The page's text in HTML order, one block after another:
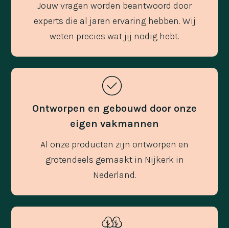
Jouw vragen worden beantwoord door
experts die al jaren ervaring hebben. Wij
weten precies wat jij nodig hebt.
Ontworpen en gebouwd door onze
eigen vakmannen
Al onze producten zijn ontworpen en
grotendeels gemaakt in Nijkerk in
Nederland.